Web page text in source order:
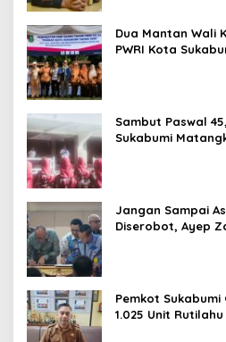
Dua Mantan Wali
PWRI Kota
Sambut Paswal
Sukabumi
Jangan Sampai
Diserobot, Ayep
Pemkot
1.025 Unit